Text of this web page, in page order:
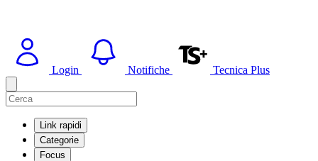
Login Notifiche Tecnica Plus
Link rapidi
Categorie
Focus